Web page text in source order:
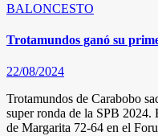
BALONCESTO
Trotamundos ganó su
22/08/2024
Trotamundos de Carabobo
super ronda de la SPB 2024.
de Margarita 72-64 en el